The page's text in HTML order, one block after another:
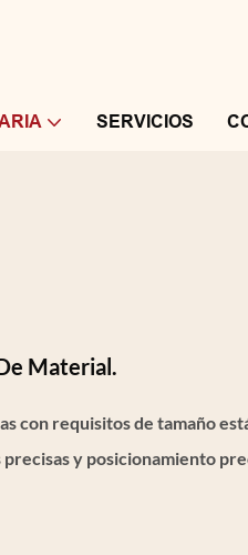
SERVICIOS
Material.
con requisitos de tamaño
y posicionamiento